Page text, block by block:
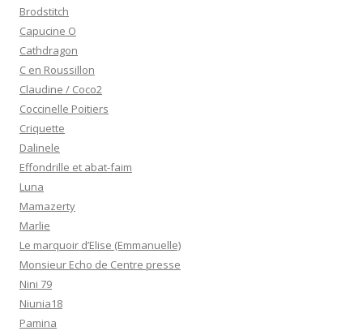
Brodstitch
Capucine O
Cathdragon
C en Roussillon
Claudine / Coco2
Coccinelle Poitiers
Criquette
Dalinele
Effondrille et abat-faim
Luna
Mamazerty
Marlie
Le marquoir d’Elise (Emmanuelle)
Monsieur Echo de Centre presse
Nini 79
Niunia18
Pamina